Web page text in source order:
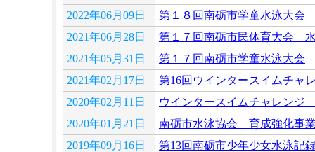
2022年06月09日
第１８回南砺市学童水泳大会
2021年06月28日
第１７回南砺市民体育大会
2021年05月31日
第１７回南砺市学童水泳大会
2021年02月17日
第16回ウインタースイムチャ
2020年02月11日
ウインタースイムチャレンジ
2020年01月21日
南砺市水泳協会 育成強化事
2019年09月16日
第13回南砺市少年少女水泳記